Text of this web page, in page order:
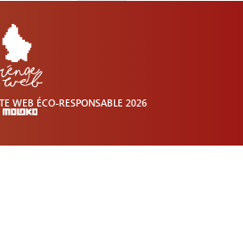
WEB ÉCO-RESPONSABLE 2026